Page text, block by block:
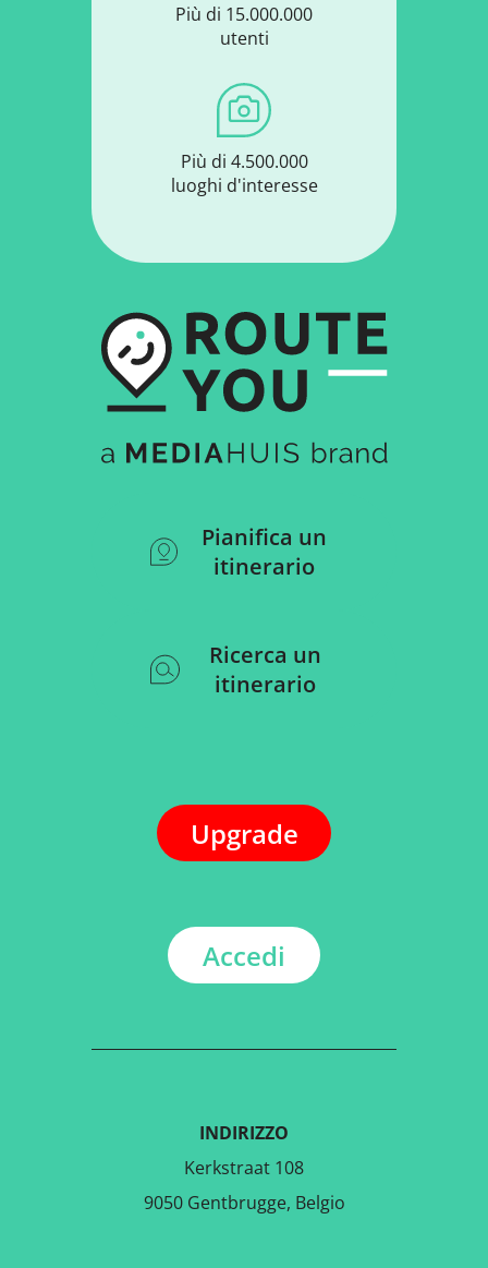
Più di 15.000.000
utenti
Più di 4.500.000
luoghi d'interesse
Pianifica un
itinerario
Ricerca un
itinerario
Upgrade
Accedi
INDIRIZZO
Kerkstraat 108
9050 Gentbrugge, Belgio